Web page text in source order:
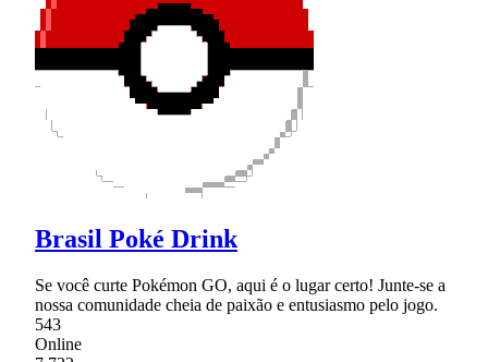
Brasil Poké Drink
Se você curte Pokémon GO, aqui é o lugar certo! Junte-se a
nossa comunidade cheia de paixão e entusiasmo pelo jogo.
543
Online